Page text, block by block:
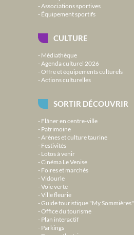
Associations sportives
Équipement sportifs
CULTURE
Médiathèque
Agenda culturel 2026
Offre et équipements culturels
Actions culturelles
SORTIR DÉCOUVRIR
Flâner en centre-ville
Patrimoine
Arènes et culture taurine
Festivités
Lotos à venir
Cinéma Le Venise
Foires et marchés
Vidourle
Voie verte
Ville fleurie
Guide touristique "My Sommières"
Office du tourisme
Plan interactif
Parkings